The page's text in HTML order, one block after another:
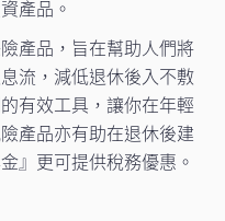
產品。
產品，旨在幫助人們將
流，減低退休後入不敷
有效工具，讓你在年輕
產品亦有助在退休後建
』更可提供稅務優惠。